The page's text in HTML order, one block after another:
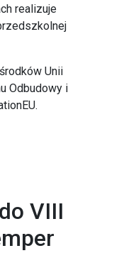
realizuje
Unii
Odbudowy i
VIII